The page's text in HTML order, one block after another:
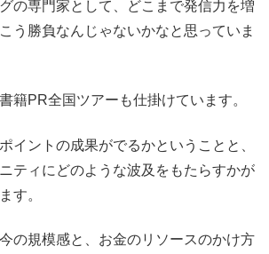
の専門家として、どこまで発信力を増
う勝負なんじゃないかなと思っていま
籍PR全国ツアーも仕掛けています。
イントの成果がでるかということと、
ティにどのような波及をもたらすかが
す。
の規模感と、お金のリソースのかけ方